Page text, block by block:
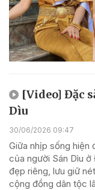
[Video] Đặc
Dìu
30/06/2026 09:47
Giữa nhịp sống hiện
của người Sán Dìu
đẹp riêng, lưu giữ
cộng đồng dân tộc